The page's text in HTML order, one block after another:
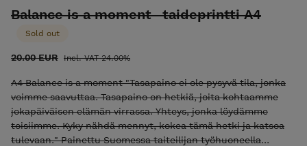
Balance is a moment -taideprintti A4
Sold out
20.00 EUR Incl. VAT 24.00%
A4 Balance is a moment "Tasapaino ei ole pysyvä tila, jonka
voimme saavuttaa. Tasapaino on hetkiä, joita kohtaamme
jokapäiväisen elämän virrassa. Yhteys, jonka löydämme
toisiimme. Kyky nähdä mennyt, kokea tämä hetki ja katsoa
tulevaan." Painettu Suomessa taiteilijan työhuoneella